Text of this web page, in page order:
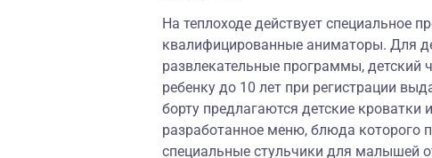
На теплоходе действует специальное
квалифицированные аниматоры. Для
развлекательные программы, детский
ребенку до 10 лет при регистрации
борту предлагаются детские кроватки
разработанное меню, блюда которого
специальные стульчики для малышей